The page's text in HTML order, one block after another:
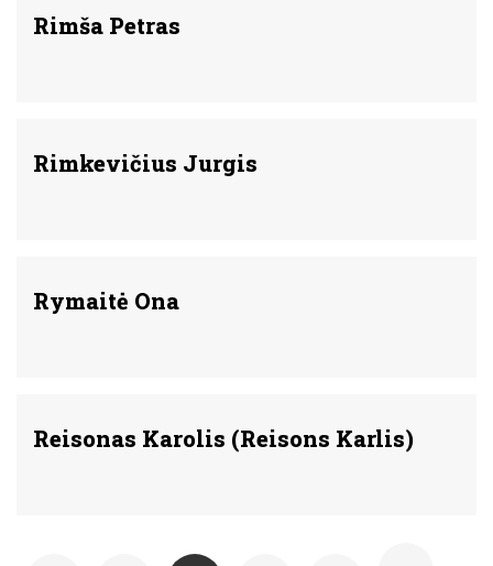
Rimša Petras
Rimkevičius Jurgis
Rymaitė Ona
Reisonas Karolis (Reisons Karlis)